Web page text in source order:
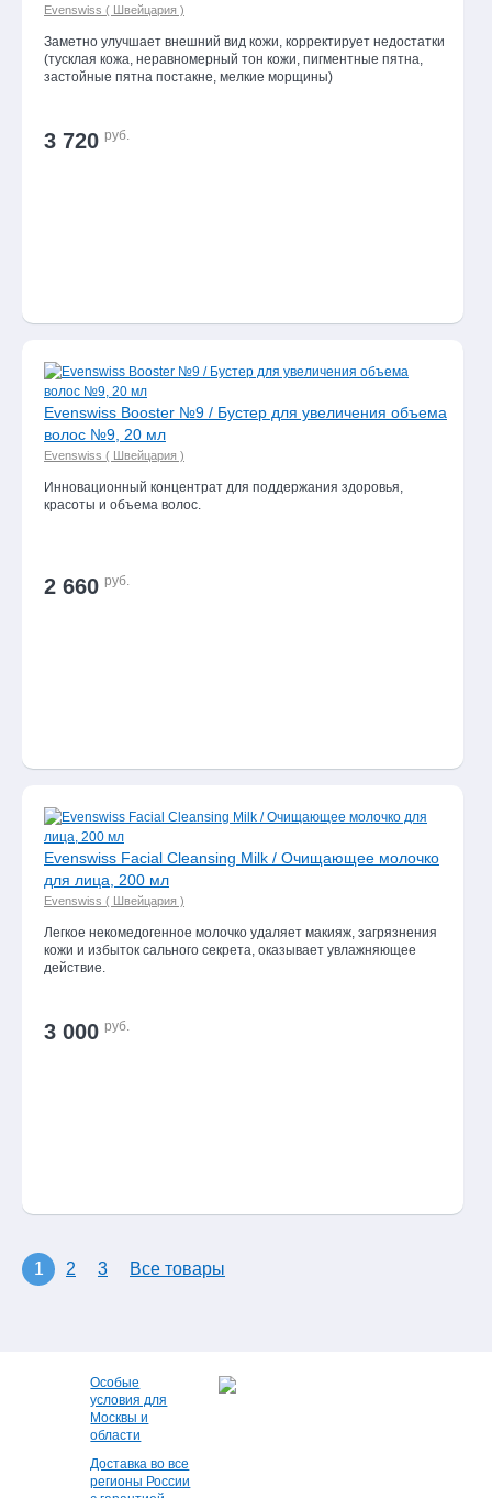
Evenswiss ( Швейцария )
Заметно улучшает внешний вид кожи, корректирует недостатки
(тусклая кожа, неравномерный тон кожи, пигментные пятна,
застойные пятна постакне, мелкие морщины)
3 720 руб.
Evenswiss Booster №9 / Бустер для увеличения объема
волос №9, 20 мл
Evenswiss ( Швейцария )
Инновационный концентрат для поддержания здоровья,
красоты и объема волос.
2 660 руб.
Evenswiss Facial Cleansing Milk / Очищающее молочко
для лица, 200 мл
Evenswiss ( Швейцария )
Легкое некомедогенное молочко удаляет макияж, загрязнения
кожи и избыток сального секрета, оказывает увлажняющее
действие.
3 000 руб.
1 2 3 Все товары
Особые
условия для
Москвы и
области
Доставка во все
регионы России